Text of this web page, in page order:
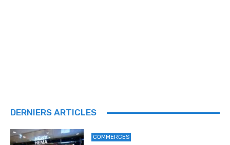
DERNIERS ARTICLES
COMMERCES